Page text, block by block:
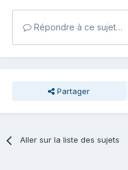
Répondre à ce sujet…
Partager
Aller sur la liste des sujets